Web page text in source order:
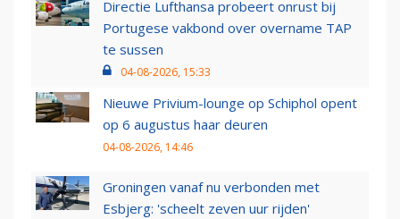
Directie Lufthansa probeert onrust bij
Portugese vakbond over overname TAP
te sussen
04-08-2026, 15:33
Nieuwe Privium-lounge op Schiphol opent
op 6 augustus haar deuren
04-08-2026, 14:46
Groningen vanaf nu verbonden met
Esbjerg: 'scheelt zeven uur rijden'